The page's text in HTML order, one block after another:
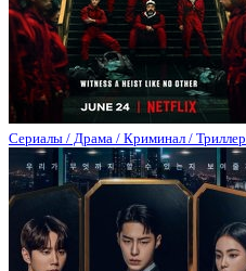
Сериалы / Драма / Криминал / Триллер